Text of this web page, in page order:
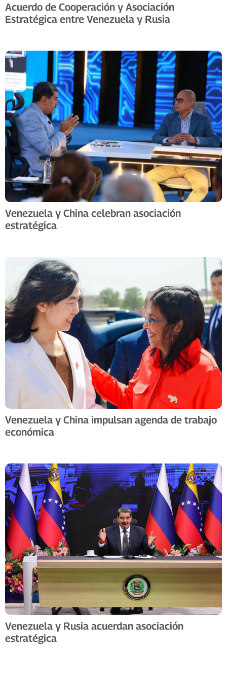
Acuerdo de Cooperación y Asociación
Estratégica entre Venezuela y Rusia
Venezuela y China celebran asociación
estratégica
Venezuela y China impulsan agenda de trabajo
económica
Venezuela y Rusia acuerdan asociación
estratégica